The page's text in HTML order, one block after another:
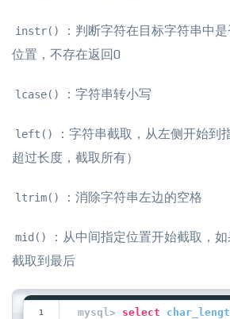
instr()
：判断字符在目标字符串中
位置，不存在返回0
lcase() ：字符串转小写
left()
：字符串截取，从左侧开始到
超过长度，截取所有）
ltrim() ：消除字符串左边的空格
mid()
：从中间指定位置开始截取，
截取到最后
mysql> select